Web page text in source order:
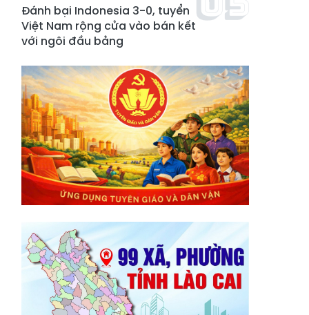
Đánh bại Indonesia 3-0, tuyển
Việt Nam rộng cửa vào bán kết
với ngôi đầu bảng